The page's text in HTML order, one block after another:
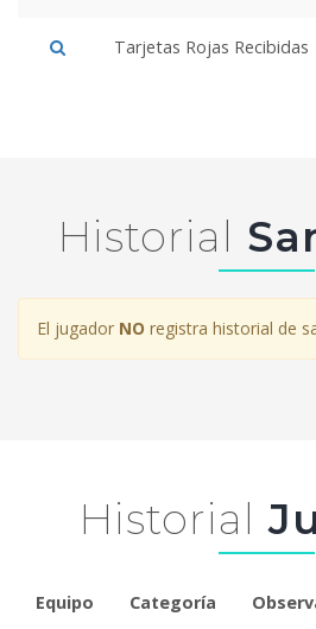
Tarjetas Rojas Recibidas
Historial
El jugador NO registra historial de
Historial
Equipo Categoría